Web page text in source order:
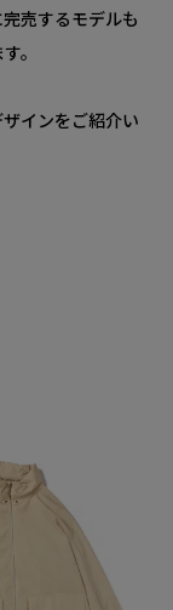
売するモデルも
。
インをご紹介い